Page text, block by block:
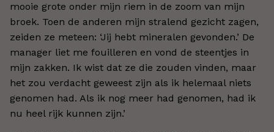
mooie grote onder mijn riem in de zoom van mijn
broek. Toen de anderen mijn stralend gezicht zagen,
zeiden ze meteen: ‘Jij hebt mineralen gevonden.’ De
manager liet me fouilleren en vond de steentjes in
mijn zakken. Ik wist dat ze die zouden vinden, maar
het zou verdacht geweest zijn als ik helemaal niets
genomen had. Als ik nog meer had genomen, had ik
nu heel rijk kunnen zijn.’